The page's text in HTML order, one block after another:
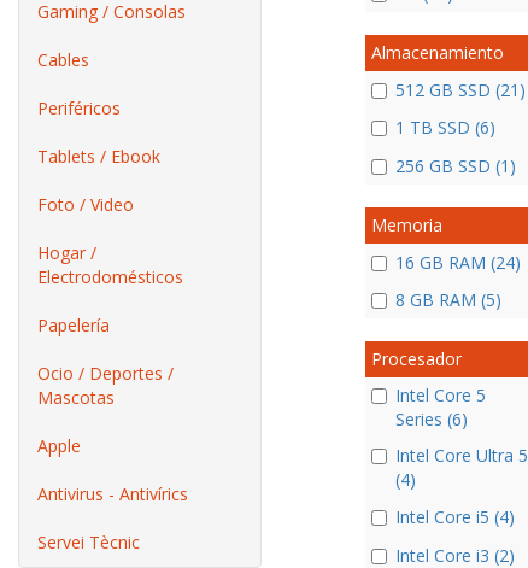
Gaming / Consolas
Cables
Periféricos
Tablets / Ebook
Foto / Video
Hogar /
Electrodomésticos
Papelería
Ocio / Deportes /
Mascotas
Apple
Antivirus - Antivírics
Servei Tècnic
Almacenamiento
512 GB SSD (21)
1 TB SSD (6)
256 GB SSD (1)
Memoria
16 GB RAM (24)
8 GB RAM (5)
Procesador
Intel Core 5
Series (6)
Intel Core Ultra 5
(4)
Intel Core i5 (4)
Intel Core i3 (2)